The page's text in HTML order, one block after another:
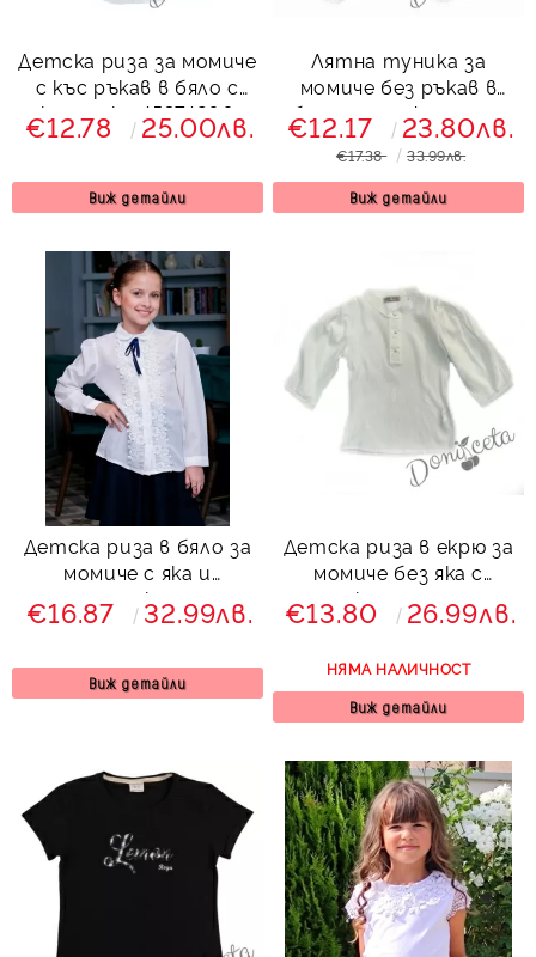
Детска риза за момиче
с къс ръкав в бяло с
къдрички 45374200
€12.78 25.00лв.
Виж детайли
Лятна туника за
момиче без ръкав в
бяло с релефна част
€12.17 23.80лв.
€17.38 33.99лв.
Виж детайли
Детска риза в бяло за
момиче с яка и
дантелена къдрица и
панделка в синьо
€16.87 32.99лв.
Виж детайли
Детска риза в екрю за
момиче без яка с
копчета
€13.80 26.99лв.
НЯМА НАЛИЧНОСТ
Виж детайли